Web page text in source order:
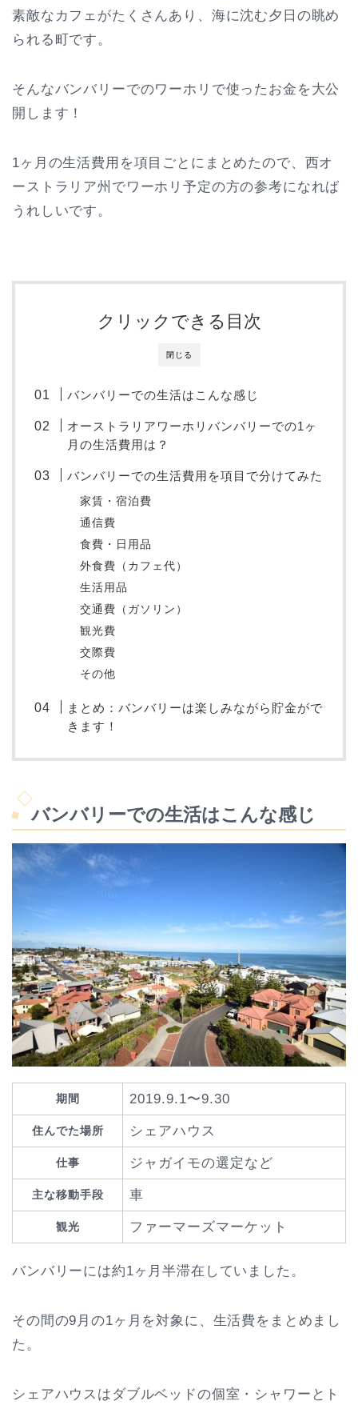
素敵なカフェがたくさんあり、海に沈む夕日の眺め
られる町です。
そんなバンバリーでのワーホリで使ったお金を大公
開します！
1ヶ月の生活費用を項目ごとにまとめたので、西オ
ーストラリア州でワーホリ予定の方の参考になれば
うれしいです。
閉じる
クリックできる目次
バンバリーでの生活はこんな感じ
オーストラリアワーホリバンバリーでの1ヶ
月の生活費用は？
バンバリーでの生活費用を項目で分けてみた
家賃・宿泊費
通信費
食費・日用品
外食費（カフェ代）
生活用品
交通費（ガソリン）
観光費
交際費
その他
まとめ：バンバリーは楽しみながら貯金がで
きます！
バンバリーでの生活はこんな感じ
期間 2019.9.1〜9.30
住んでた場所 シェアハウス
仕事 ジャガイモの選定など
主な移動手段 車
観光 ファーマーズマーケット
バンバリーには約1ヶ月半滞在していました。
その間の9月の1ヶ月を対象に、生活費をまとめまし
た。
シェアハウスはダブルベッドの個室・シャワーとト